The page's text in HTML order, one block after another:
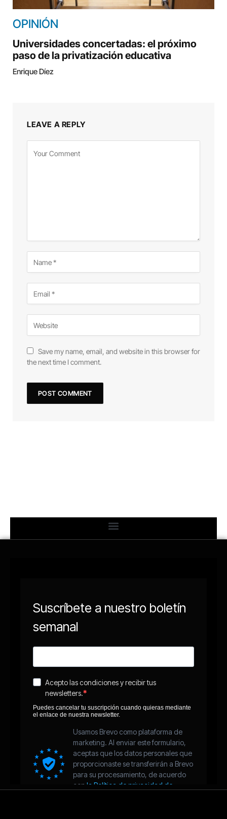
OPINIÓN
Universidades concertadas: el próximo
paso de la privatización educativa
Enrique Díez
LEAVE A REPLY
Save my name, email, and website in this browser for
the next time I comment.